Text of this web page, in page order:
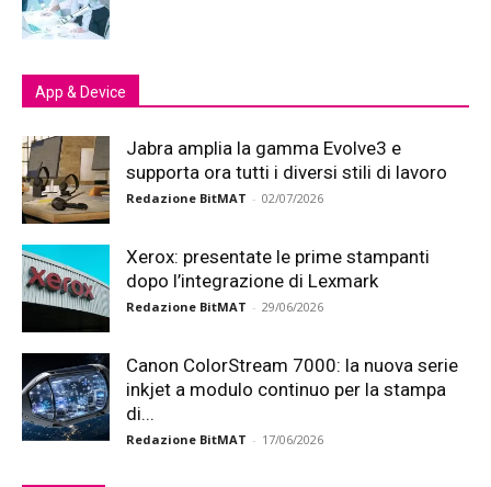
App & Device
Jabra amplia la gamma Evolve3 e
supporta ora tutti i diversi stili di lavoro
Redazione BitMAT - 02/07/2026
Xerox: presentate le prime stampanti
dopo l’integrazione di Lexmark
Redazione BitMAT - 29/06/2026
Canon ColorStream 7000: la nuova serie
inkjet a modulo continuo per la stampa
di...
Redazione BitMAT - 17/06/2026